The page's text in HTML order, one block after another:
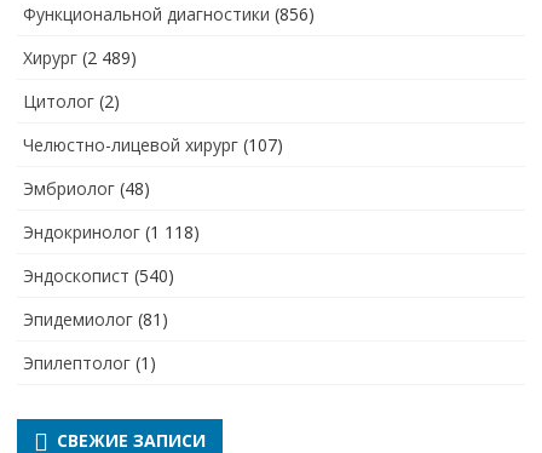
Функциональной диагностики (856)
Хирург (2 489)
Цитолог (2)
Челюстно-лицевой хирург (107)
Эмбриолог (48)
Эндокринолог (1 118)
Эндоскопист (540)
Эпидемиолог (81)
Эпилептолог (1)
СВЕЖИЕ ЗАПИСИ